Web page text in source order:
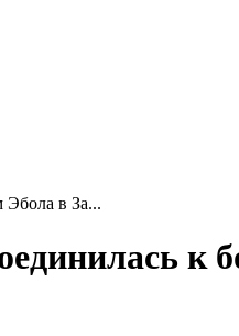
Эбола в За...
к